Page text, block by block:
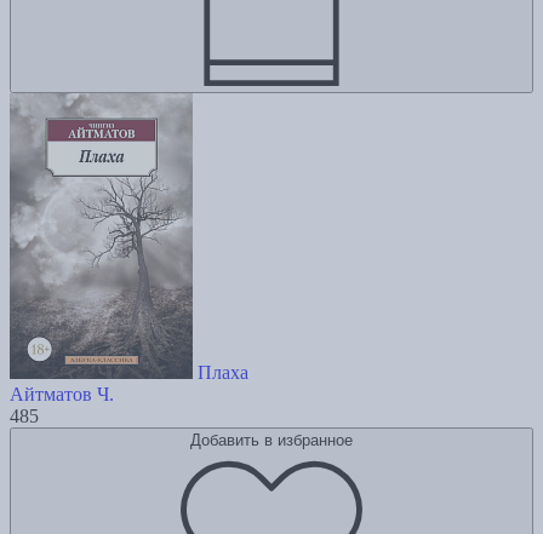
Плаха
Айтматов Ч.
485
Добавить в избранное